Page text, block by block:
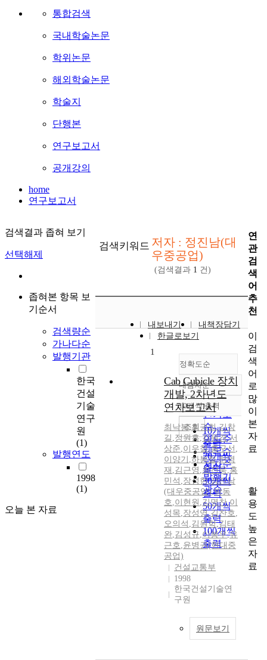
통합검색
국내학술논문
학위논문
해외학술논문
학술지
단행본
연구보고서
공개강의
home
연구보고서
검색결과 좁혀 보기
선택해제
좁혀본 항목 보
기순서
검색량순
가나다순
발행기관
한국
건설
기술
연구
원
(1)
발행연도
1998
(1)
오늘 본 자료
검색키워드 저자 : 정진남(대
우중공업)
(검색결과 1 건)
내보내기
내책장담기
한글로보기
정확도순
정확도
순
인기도
순
연도순
제목순
저자순
발행기
관순
내림차순
내림차순
10개씩 출력
10개씩
출력
20개씩
출력
30개씩
출력
50개씩
출력
100개씩
출력
조회
1
Cab Cubicle 장치
개발, 2차년도
연차보고서
최낙봉,최권희,김창
길 ,정원홍,김원경,서
상준,이우철,홍구선 ,
이양기 ,하봉철,허영
재 ,김근영 ,최진욱,홍
민석 ,장성현,정진남
(대우중공업),박동
호,이현원 ,김명찬,이
성목,장성영,김찬호,
오의석 ,김원학,김태
완,김성규,이봉우,유
근호,윤병권(현대중
공업)
건설교통부
1998
한국건설기술연
구원
원문보기
연
관
검
색
어
추
천
이
검
색
어
로
많
이
본
자
료
활
용
도
높
은
자
료